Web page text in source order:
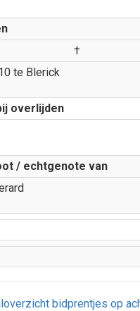
†
te Blerick
overlijden
/ echtgenote van
bidprentjes op